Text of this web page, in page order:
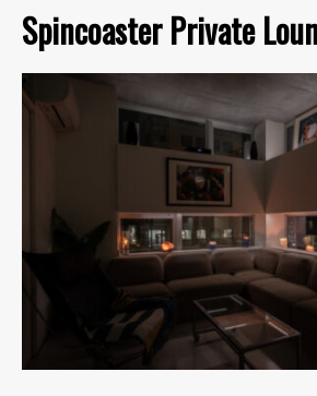
Spincoaster Private